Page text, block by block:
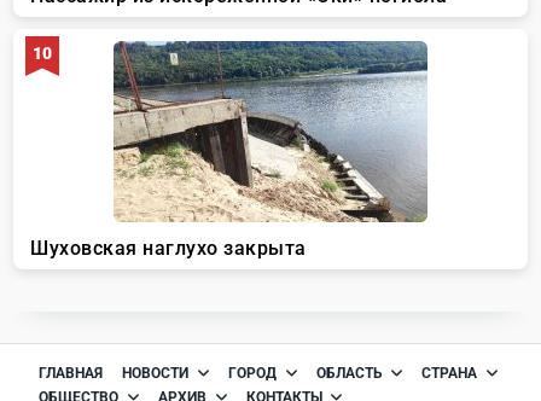
ГЛАВНАЯ НОВОСТИ ГОРОД ОБЛАСТЬ
СТРАНА
ОБЩЕСТВО
АРХИВ КОНТАКТЫ